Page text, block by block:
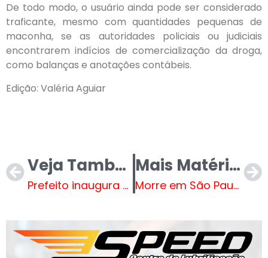
De todo modo, o usuário ainda pode ser considerado
traficante, mesmo com quantidades pequenas de
maconha, se as autoridades policiais ou judiciais
encontrarem indícios de comercialização da droga,
como balanças e anotações contábeis.
Edição: Valéria Aguiar
Veja Também
Prefeito inaugura campo de futebol no bairro Bela Vista da Lagoa
Mais Matérias
Morre em São Paulo Carlos Miranda, o Vigilante Rodoviário